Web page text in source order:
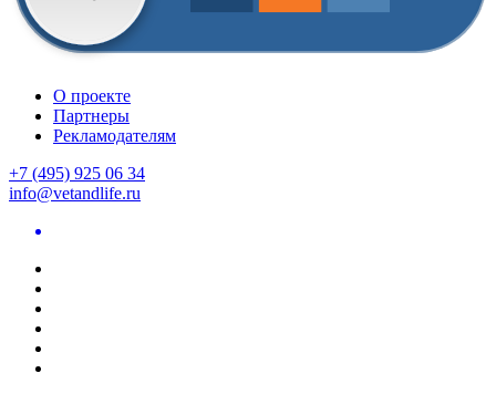
О проекте
Партнеры
Рекламодателям
+7 (495) 925 06 34
info@vetandlife.ru